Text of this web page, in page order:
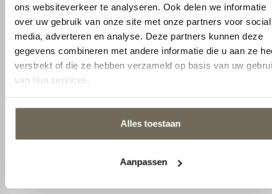
Vulling
90% gerecycled dons / 10%
gerecyclede veertjes, GRS-
gecertificeerd CU833051
Tijk / hoes
100% biologisch katoen
Vulgewicht
Allergie
Geschikt voor mensen met een
huisstofmijtallergie